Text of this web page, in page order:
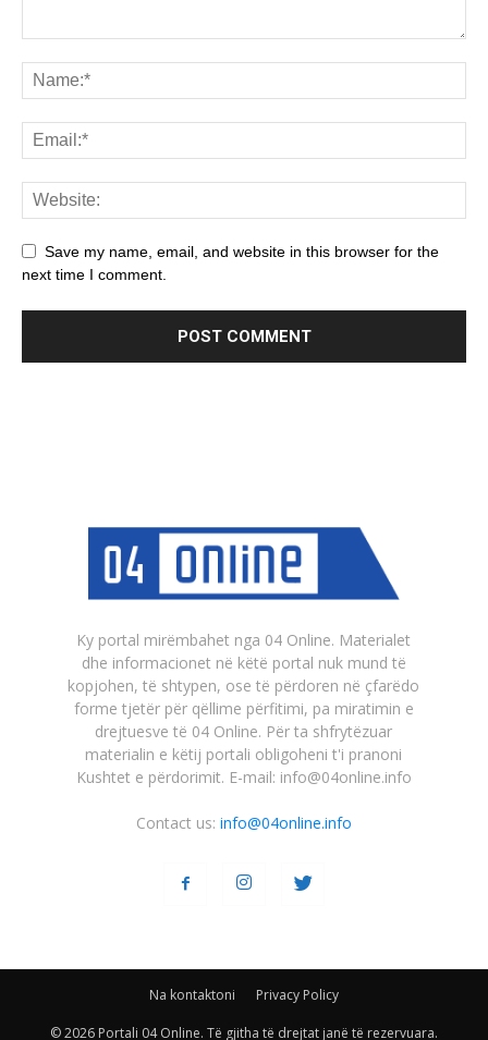
Save my name, email, and website in this browser for the
next time I comment.
Ky portal mirëmbahet nga 04 Online. Materialet
dhe informacionet në këtë portal nuk mund të
kopjohen, të shtypen, ose të përdoren në çfarëdo
forme tjetër për qëllime përfitimi, pa miratimin e
drejtuesve të 04 Online. Për ta shfrytëzuar
materialin e këtij portali obligoheni t'i pranoni
Kushtet e përdorimit. E-mail: info@04online.info
Contact us: info@04online.info
Na kontaktoni Privacy Policy
© 2026 Portali 04 Online. Të gjitha të drejtat janë të rezervuara.